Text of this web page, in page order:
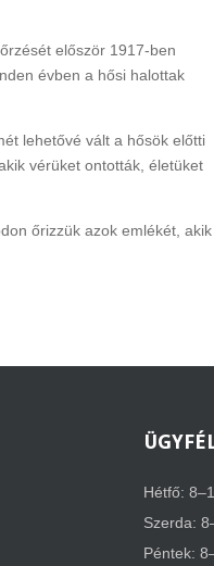
először 1917-ben
évben a hősi halottak
lehetővé vált a hősök előtti
vérüket ontották, életüket
őrizzük azok emlékét, akik
Hétfő:
Szerda:
Péntek: